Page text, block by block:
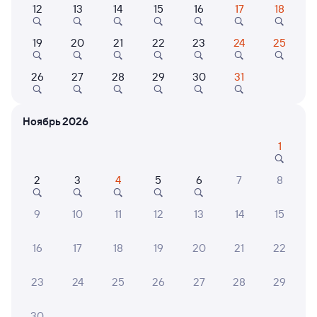
Выберите дату
Найдём билет на поезд за вас
7,4
12 13 14 15 16 17 18
19 20 21 22 23 24 25
26 27 28 29 30 31
Ноябрь 2026
1
2 3 4 5 6 7 8
9 10 11 12 13 14 15
16 17 18 19 20 21 22
23 24 25 26 27 28 29